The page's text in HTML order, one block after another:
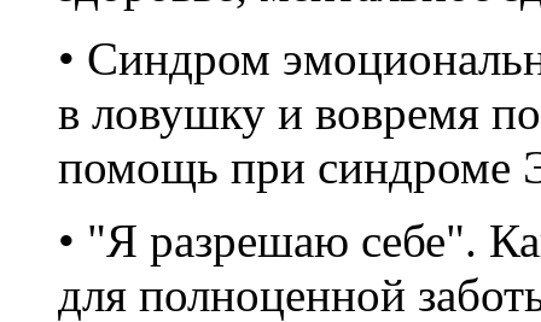
• Синдром
в ловушку и вовремя
помощь при синдроме
• "Я разрешаю себе".
для полноценной